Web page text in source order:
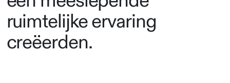
ruimtelijke ervaring
creëerden.